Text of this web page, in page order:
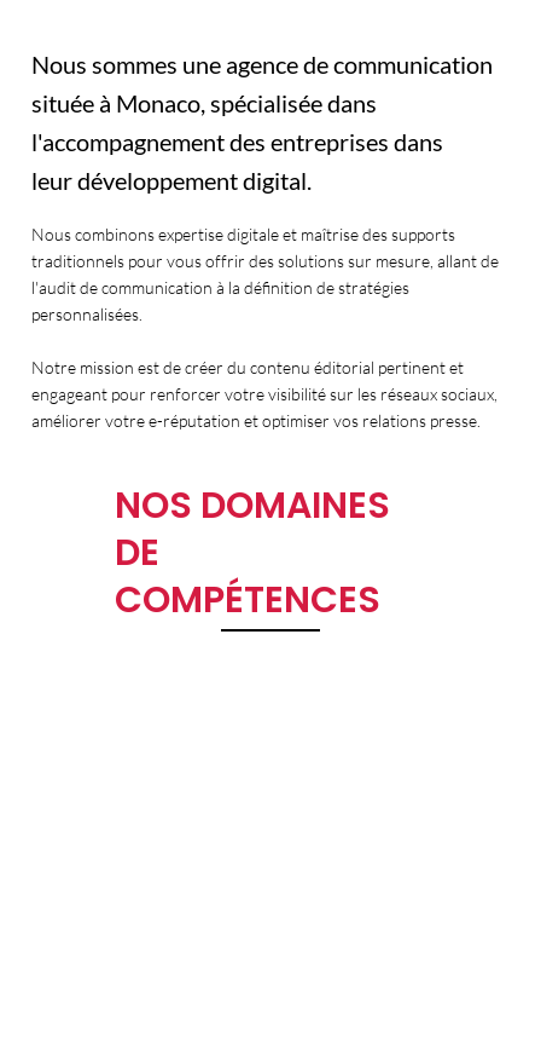
Nous sommes une agence de communication
située à Monaco, spécialisée dans
l'accompagnement des entreprises dans
leur développement digital.
Nous combinons expertise digitale et maîtrise des supports
traditionnels pour vous offrir des solutions sur mesure, allant de
l'audit de communication à la définition de stratégies
personnalisées.
Notre mission est de créer du contenu éditorial pertinent et
engageant pour renforcer votre visibilité sur les réseaux sociaux,
améliorer votre e-réputation et optimiser vos relations presse.
NOS DOMAINES
DE
COMPÉTENCES